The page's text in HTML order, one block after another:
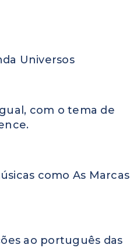
Universos
com o tema de
como As Marcas
ao português das